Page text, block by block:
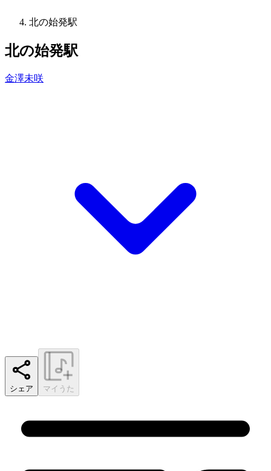
北の始発駅
北の始発駅
金澤未咲
シェア マイうた